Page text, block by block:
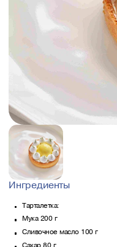
Ингредиенты
Тарталетка:
Мука 200 г
Сливочное масло 100 г
Сахар 80 г